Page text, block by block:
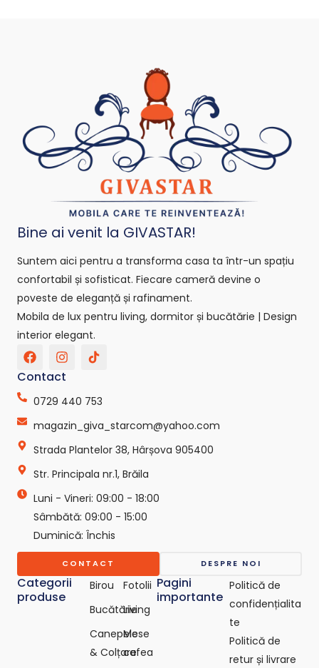
Bine ai venit la GIVASTAR!
Suntem aici pentru a transforma casa ta într-un spațiu
confortabil și sofisticat. Fiecare cameră devine o
poveste de eleganță și rafinament.
Mobila de lux pentru living, dormitor și bucătărie | Design
interior elegant.
F
a
c
b
o
I
n
s
a
r
m
T
i
o
-
v
r
e
p
o
-
c
o
m
Categorii
produse
Birou
Bucătărie
Canepele
& Colțare
Fotolii
Living
Mese
cafea
Pagini
importante
Politică de
confidențialita
te
Politică de
retur și livrare
Contact
0729 440 753
magazin_giva_starcom@yahoo.com
Strada Plantelor 38, Hârșova 905400
Str. Principala nr.1, Brăila
Luni - Vineri: 09:00 - 18:00
Sâmbătă: 09:00 - 15:00
Duminică: Închis
CONTACT DESPRE NOI